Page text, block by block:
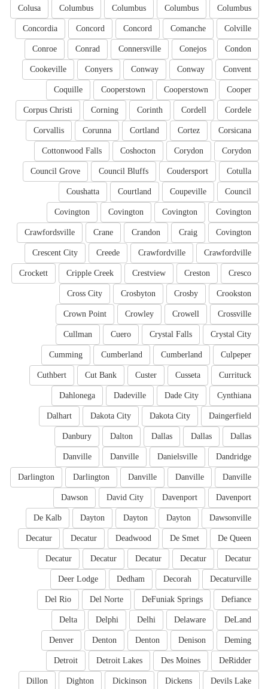
Columbus
Columbus
Columbus
Columbus
Colusa
Colville
Comanche
Concord
Concord
Concordia
Condon
Conejos
Connersville
Conrad
Conroe
Convent
Conway
Conway
Conyers
Cookeville
Cooper
Cooperstown
Cooperstown
Coquille
Cordele
Cordell
Corinth
Corning
Corpus Christi
Corsicana
Cortez
Cortland
Corunna
Corvallis
Corydon
Corydon
Coshocton
Cottonwood Falls
Cotulla
Coudersport
Council Bluffs
Council Grove
Council
Coupeville
Courtland
Coushatta
Covington
Covington
Covington
Covington
Covington
Craig
Crandon
Crane
Crawfordsville
Crawfordville
Crawfordville
Creede
Crescent City
Cresco
Creston
Crestview
Cripple Creek
Crockett
Crookston
Crosby
Crosbyton
Cross City
Crossville
Crowell
Crowley
Crown Point
Crystal City
Crystal Falls
Cuero
Cullman
Culpeper
Cumberland
Cumberland
Cumming
Currituck
Cusseta
Custer
Cut Bank
Cuthbert
Cynthiana
Dade City
Dadeville
Dahlonega
Daingerfield
Dakota City
Dakota City
Dalhart
Dallas
Dallas
Dallas
Dalton
Danbury
Dandridge
Danielsville
Danville
Danville
Danville
Danville
Danville
Darlington
Darlington
Davenport
Davenport
David City
Dawson
Dawsonville
Dayton
Dayton
Dayton
De Kalb
De Queen
De Smet
Deadwood
Decatur
Decatur
Decatur
Decatur
Decatur
Decatur
Decatur
Decaturville
Decorah
Dedham
Deer Lodge
Defiance
DeFuniak Springs
Del Norte
Del Rio
DeLand
Delaware
Delhi
Delphi
Delta
Deming
Denison
Denton
Denton
Denver
DeRidder
Des Moines
Detroit Lakes
Detroit
Devils Lake
Dickens
Dickinson
Dighton
Dillon